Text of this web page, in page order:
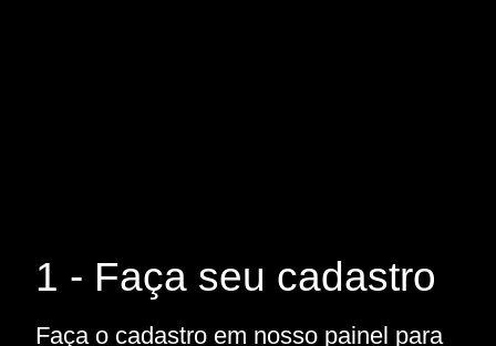
1 - Faça seu cadastro
Faça o cadastro em nosso painel para